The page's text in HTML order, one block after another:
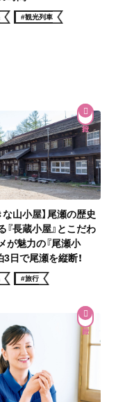
#観光列車
な山小屋】尾瀬の歴史
『長蔵小屋』とこだわ
が魅力の『尾瀬小
3日で尾瀬を縦断！
#旅行